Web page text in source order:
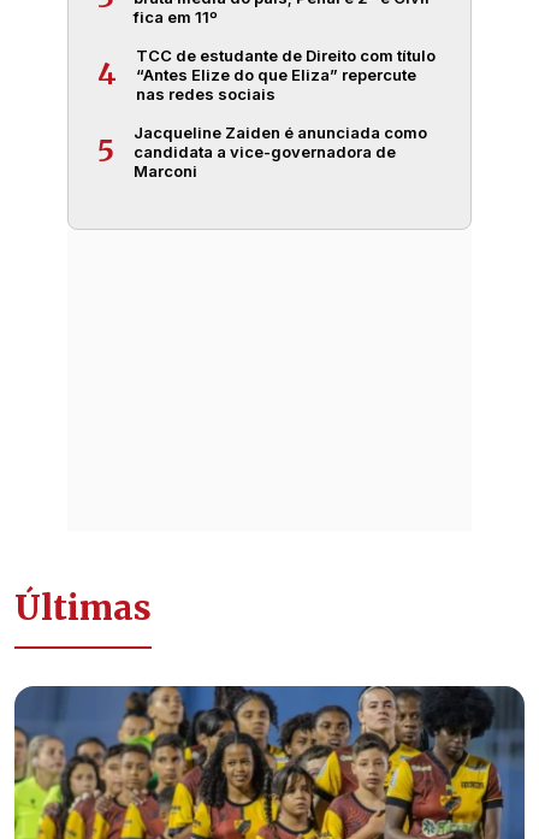
fica em 11º
4
TCC de estudante de Direito com título
“Antes Elize do que Eliza” repercute
nas redes sociais
5
Jacqueline Zaiden é anunciada como
candidata a vice-governadora de
Marconi
Últimas